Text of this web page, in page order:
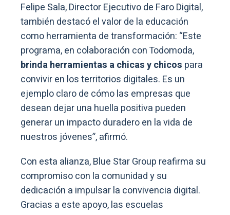
Felipe Sala, Director Ejecutivo de Faro Digital,
también destacó el valor de la educación
como herramienta de transformación: “Este
programa, en colaboración con Todomoda,
brinda herramientas a chicas y chicos para
convivir en los territorios digitales. Es un
ejemplo claro de cómo las empresas que
desean dejar una huella positiva pueden
generar un impacto duradero en la vida de
nuestros jóvenes”, afirmó.
Con esta alianza, Blue Star Group reafirma su
compromiso con la comunidad y su
dedicación a impulsar la convivencia digital.
Gracias a este apoyo, las escuelas